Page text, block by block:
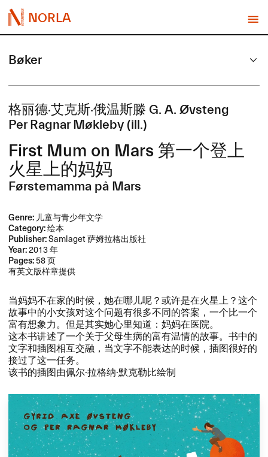
NORLA
Bøker
格丽德·艾克斯·俄温斯滕 G. A. ​Ø​vsteng
Per Ragnar Møkleby (ill.)
First Mum on Mars ​第一个登上
火星上的妈妈
Førstemamma på Mars
Genre: 儿童与青少年文学
Category:绘本
Publisher:Samlaget 萨姆拉格出版社
Year:2013 年
Pages:58 页
有英文版样章提供
​当妈妈不在家的时候，​她在哪儿呢？​或许是在火星上？​这个
故事中的小女孩对这个问题有很多不同的答案，​一个比一个
富有想象力。​但是其实她心里知道：​妈妈在医院。​​
​这本书讲述了一个关于父母生病的富有温情的故事。​书中的
文字和插图相互交融，​当文字不能表达的时候，​插图很好的
接过了这一任务。​​
​该书的插图由佩尔·拉格纳·默克勒比绘制​